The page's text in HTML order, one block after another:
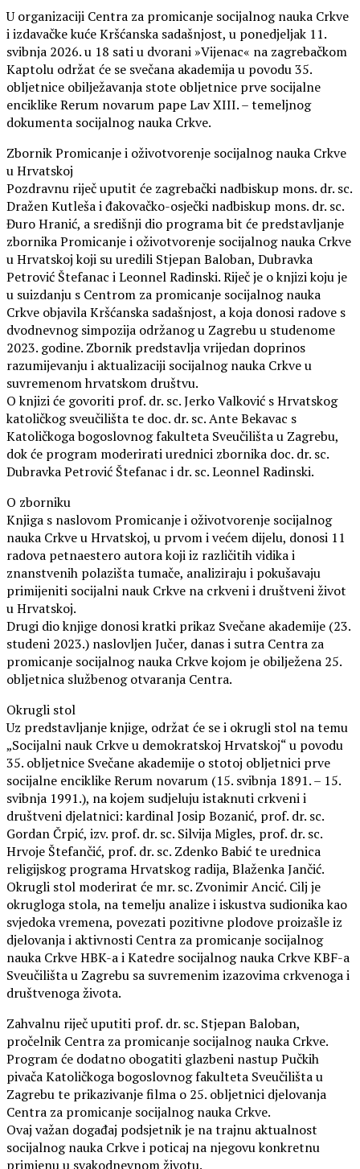
U organizaciji Centra za promicanje socijalnog nauka Crkve
i izdavačke kuće Kršćanska sadašnjost, u ponedjeljak 11.
svibnja 2026. u 18 sati u dvorani »Vijenac« na zagrebačkom
Kaptolu održat će se svečana akademija u povodu 35.
obljetnice obilježavanja stote obljetnice prve socijalne
enciklike Rerum novarum pape Lav XIII. – temeljnog
dokumenta socijalnog nauka Crkve.
Zbornik Promicanje i oživotvorenje socijalnog nauka Crkve
u Hrvatskoj
Pozdravnu riječ uputit će zagrebački nadbiskup mons. dr. sc.
Dražen Kutleša i đakovačko-osječki nadbiskup mons. dr. sc.
Đuro Hranić, a središnji dio programa bit će predstavljanje
zbornika Promicanje i oživotvorenje socijalnog nauka Crkve
u Hrvatskoj koji su uredili Stjepan Baloban, Dubravka
Petrović Štefanac i Leonnel Radinski. Riječ je o knjizi koju je
u suizdanju s Centrom za promicanje socijalnog nauka
Crkve objavila Kršćanska sadašnjost, a koja donosi radove s
dvodnevnog simpozija održanog u Zagrebu u studenome
2023. godine. Zbornik predstavlja vrijedan doprinos
razumijevanju i aktualizaciji socijalnog nauka Crkve u
suvremenom hrvatskom društvu.
O knjizi će govoriti prof. dr. sc. Jerko Valković s Hrvatskog
katoličkog sveučilišta te doc. dr. sc. Ante Bekavac s
Katoličkoga bogoslovnog fakulteta Sveučilišta u Zagrebu,
dok će program moderirati urednici zbornika doc. dr. sc.
Dubravka Petrović Štefanac i dr. sc. Leonnel Radinski.
O zborniku
Knjiga s naslovom Promicanje i oživotvorenje socijalnog
nauka Crkve u Hrvatskoj, u prvom i većem dijelu, donosi 11
radova petnaestero autora koji iz različitih vidika i
znanstvenih polazišta tumače, analiziraju i pokušavaju
primijeniti socijalni nauk Crkve na crkveni i društveni život
u Hrvatskoj.
Drugi dio knjige donosi kratki prikaz Svečane akademije (23.
studeni 2023.) naslovljen Jučer, danas i sutra Centra za
promicanje socijalnog nauka Crkve kojom je obilježena 25.
obljetnica službenog otvaranja Centra.
Okrugli stol
Uz predstavljanje knjige, održat će se i okrugli stol na temu
„Socijalni nauk Crkve u demokratskoj Hrvatskoj“ u povodu
35. obljetnice Svečane akademije o stotoj obljetnici prve
socijalne enciklike Rerum novarum (15. svibnja 1891. – 15.
svibnja 1991.), na kojem sudjeluju istaknuti crkveni i
društveni djelatnici: kardinal Josip Bozanić, prof. dr. sc.
Gordan Črpić, izv. prof. dr. sc. Silvija Migles, prof. dr. sc.
Hrvoje Štefančić, prof. dr. sc. Zdenko Babić te urednica
religijskog programa Hrvatskog radija, Blaženka Jančić.
Okrugli stol moderirat će mr. sc. Zvonimir Ancić. Cilj je
okrugloga stola, na temelju analize i iskustva sudionika kao
svjedoka vremena, povezati pozitivne plodove proizašle iz
djelovanja i aktivnosti Centra za promicanje socijalnog
nauka Crkve HBK-a i Katedre socijalnog nauka Crkve KBF-a
Sveučilišta u Zagrebu sa suvremenim izazovima crkvenoga i
društvenoga života.
Zahvalnu riječ uputiti prof. dr. sc. Stjepan Baloban,
pročelnik Centra za promicanje socijalnog nauka Crkve.
Program će dodatno obogatiti glazbeni nastup Pučkih
pivača Katoličkoga bogoslovnog fakulteta Sveučilišta u
Zagrebu te prikazivanje filma o 25. obljetnici djelovanja
Centra za promicanje socijalnog nauka Crkve.
Ovaj važan događaj podsjetnik je na trajnu aktualnost
socijalnog nauka Crkve i poticaj na njegovu konkretnu
primjenu u svakodnevnom životu.